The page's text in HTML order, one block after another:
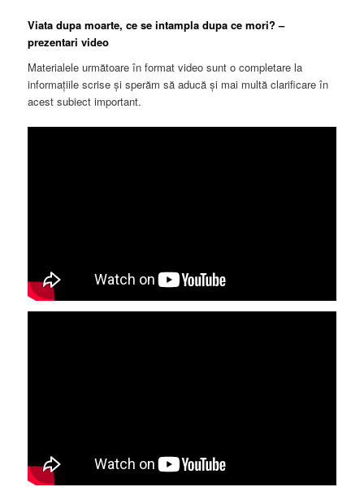
Viata dupa moarte, ce se intampla dupa ce mori? –
prezentari video
Materialele următoare în format video sunt o completare la
informațiile scrise și sperăm să aducă și mai multă clarificare în
acest subiect important.